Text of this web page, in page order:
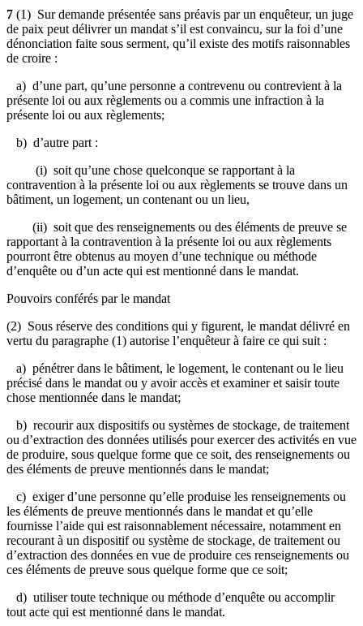
7 (1) Sur demande présentée sans préavis par un enquêteur, un juge
de paix peut délivrer un mandat s’il est convaincu, sur la foi d’une
dénonciation faite sous serment, qu’il existe des motifs raisonnables
de croire :
a) d’une part, qu’une personne a contrevenu ou contrevient à la
présente loi ou aux règlements ou a commis une infraction à la
présente loi ou aux règlements;
b) d’autre part :
(i) soit qu’une chose quelconque se rapportant à la
contravention à la présente loi ou aux règlements se trouve dans un
bâtiment, un logement, un contenant ou un lieu,
(ii) soit que des renseignements ou des éléments de preuve se
rapportant à la contravention à la présente loi ou aux règlements
pourront être obtenus au moyen d’une technique ou méthode
d’enquête ou d’un acte qui est mentionné dans le mandat.
Pouvoirs conférés par le mandat
(2) Sous réserve des conditions qui y figurent, le mandat délivré en
vertu du paragraphe (1) autorise l’enquêteur à faire ce qui suit :
a) pénétrer dans le bâtiment, le logement, le contenant ou le lieu
précisé dans le mandat ou y avoir accès et examiner et saisir toute
chose mentionnée dans le mandat;
b) recourir aux dispositifs ou systèmes de stockage, de traitement
ou d’extraction des données utilisés pour exercer des activités en vue
de produire, sous quelque forme que ce soit, des renseignements ou
des éléments de preuve mentionnés dans le mandat;
c) exiger d’une personne qu’elle produise les renseignements ou
les éléments de preuve mentionnés dans le mandat et qu’elle
fournisse l’aide qui est raisonnablement nécessaire, notamment en
recourant à un dispositif ou système de stockage, de traitement ou
d’extraction des données en vue de produire ces renseignements ou
ces éléments de preuve sous quelque forme que ce soit;
d) utiliser toute technique ou méthode d’enquête ou accomplir
tout acte qui est mentionné dans le mandat.